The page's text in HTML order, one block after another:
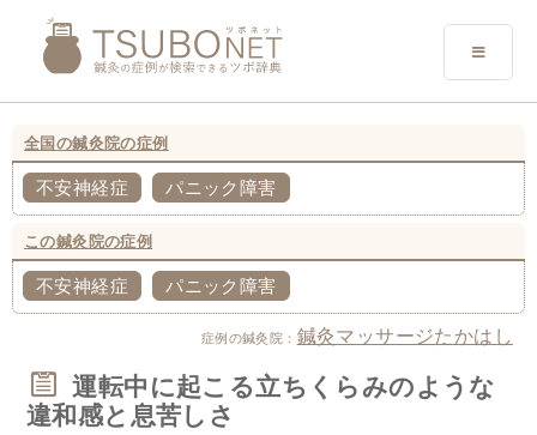
全国の鍼灸院の症例
不安神経症 パニック障害
この鍼灸院の症例
不安神経症 パニック障害
症例の鍼灸院： 鍼灸マッサージたかはし
運転中に起こる立ちくらみのような
違和感と息苦しさ